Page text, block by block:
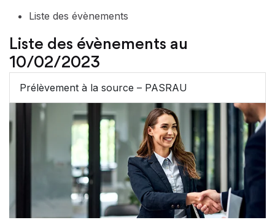
Liste des évènements
Liste des évènements au
10/02/2023
Prélèvement à la source – PASRAU